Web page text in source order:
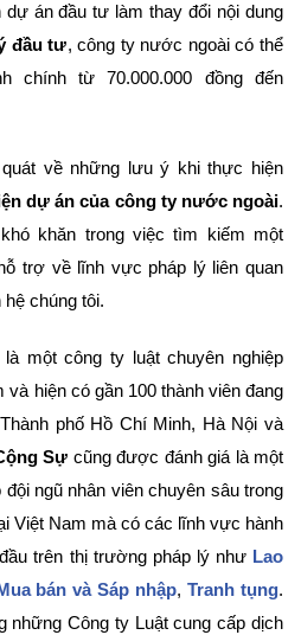
án đầu tư làm thay đổi nội dung
đầu tư, công ty nước ngoài có thể
chính từ 70.000.000 đồng đến
về những lưu ý khi thực hiện
dự án của công ty nước ngoài.
khăn trong việc tìm kiếm một
trợ về lĩnh vực pháp lý liên quan
hệ chúng tôi.
một công ty luật chuyên nghiệp
hiện có gần 100 thành viên đang
phố Hồ Chí Minh, Hà Nội và
Sự cũng được đánh giá là một
ngũ nhân viên chuyên sâu trong
Việt Nam mà có các lĩnh vực hành
trên thị trường pháp lý như Lao
bán và Sáp nhập,Tranh tụng.
những Công ty Luật cung cấp dịch